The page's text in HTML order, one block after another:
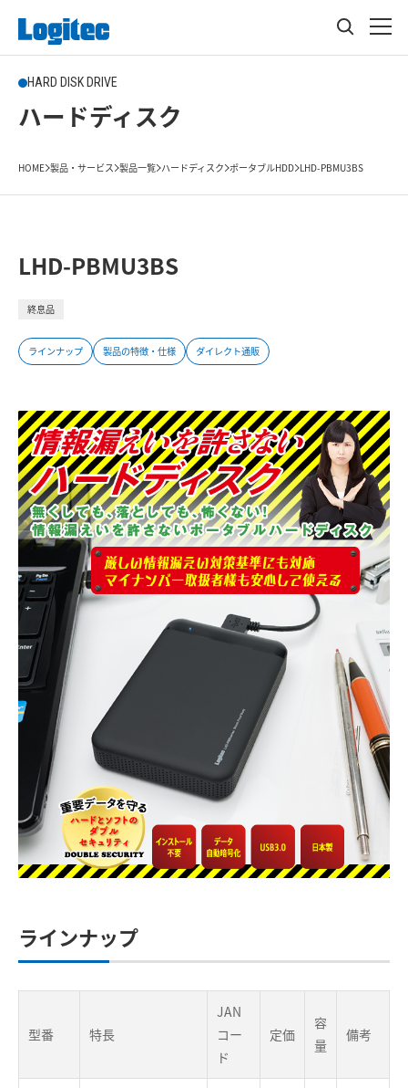
HARD DISK DRIVE
ハードディスク
HOME 製品・サービス 製品一覧 ハードディスク ポータブルHDD LHD-PBMU3BS
LHD-PBMU3BS
終息品
ラインナップ 製品の特徴・仕様 ダイレクト通販
ラインナップ
型番 特長
JAN
コー
ド
定価
容
量
備考